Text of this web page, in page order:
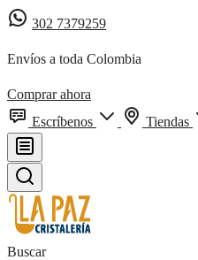
302 7379259
Envíos a toda Colombia
Comprar ahora
Escríbenos
Tiendas
Buscar